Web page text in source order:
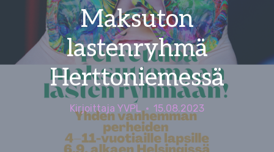
Maksuton
lastenryhmä
Herttoniemessä
Kirjoittaja YVPL 15.08.2023